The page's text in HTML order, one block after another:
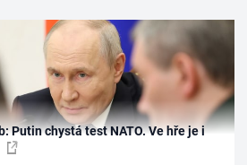
Putin chystá test NATO. Ve hře je i